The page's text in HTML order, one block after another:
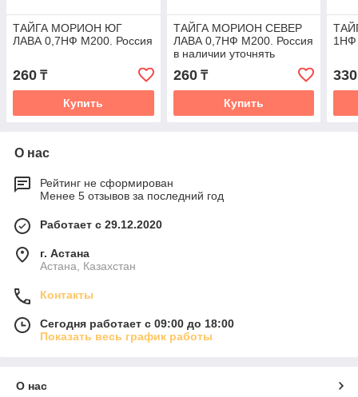
ТАЙГА МОРИОН ЮГ
ЛАВА 0,7НФ М200. Россия
260 ₸
Купить
ТАЙГА МОРИОН СЕВЕР
ЛАВА 0,7НФ М200. Россия
в наличии уточнять
260₸
Купить
1НФ
330
О нас
Рейтинг не сформирован
Менее 5 отзывов за последний год
Работает с 29.12.2020
г. Астана
Астана, Казахстан
Контакты
Сегодня работает с 09:00 до 18:00
Показать весь график работы
О нас